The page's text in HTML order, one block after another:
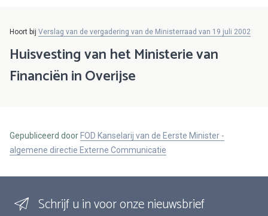
Hoort bij Verslag van de vergadering van de Ministerraad van 19 juli 2002
Huisvesting van het Ministerie van
Financiën in Overijse
Gepubliceerd door FOD Kanselarij van de Eerste Minister -
algemene directie Externe Communicatie
Schrijf u in voor onze nieuwsbrief